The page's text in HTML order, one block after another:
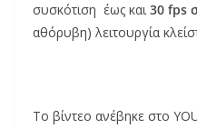
συσκότιση έως και30 fps
αθόρυβη) λειτουργία
Το βίντεο ανέβηκε στο